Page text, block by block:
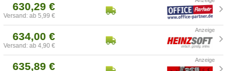
630,29 €
Versand: ab 5,99 €
634,00 €
Versand: ab 4,90 €
635,89 €